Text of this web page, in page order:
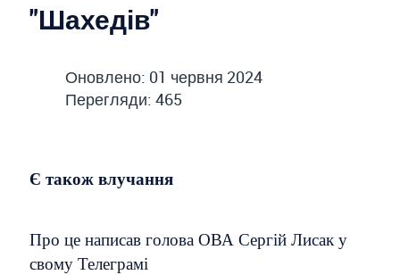
"Шахедів"
Оновлено: 01 червня 2024
Перегляди: 465
Є також влучання
Про це написав голова ОВА Сергій Лисак у
свому Телеграмі